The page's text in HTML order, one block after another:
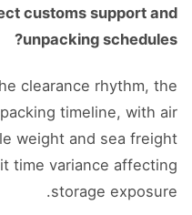
customs support and
unpacking schedules?
clearance rhythm, the
timeline, with air
weight and sea freight
time variance affecting
storage exposure.